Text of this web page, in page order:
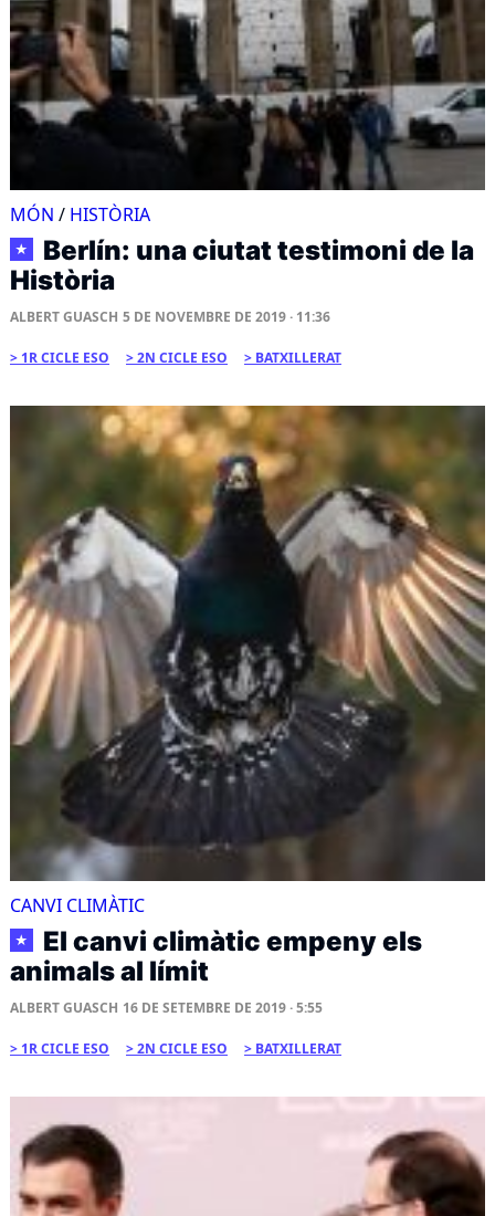
MÓN / HISTÒRIA
★
Berlín: una ciutat testimoni de la
Història
ALBERT GUASCH 5 DE NOVEMBRE DE 2019 · 11:36
1R CICLE ESO 2N CICLE ESO BATXILLERAT
CANVI CLIMÀTIC
★
El canvi climàtic empeny els
animals al límit
ALBERT GUASCH 16 DE SETEMBRE DE 2019 · 5:55
1R CICLE ESO 2N CICLE ESO BATXILLERAT